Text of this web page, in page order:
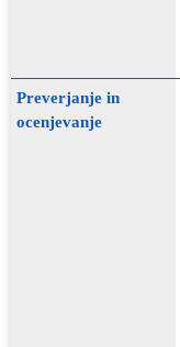
Preverjanje in
ocenjevanje